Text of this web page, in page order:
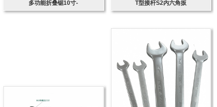
多功能折叠锯10寸- T型接杆S2内六角扳